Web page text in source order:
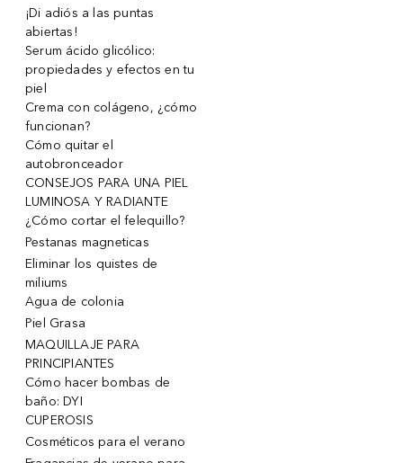
¡Di adiós a las puntas
abiertas!
Serum ácido glicólico:
propiedades y efectos en tu
piel
Crema con colágeno, ¿cómo
funcionan?
Cómo quitar el
autobronceador
CONSEJOS PARA UNA PIEL
LUMINOSA Y RADIANTE
¿Cómo cortar el felequillo?
Pestanas magneticas
Eliminar los quistes de
miliums
Agua de colonia
Piel Grasa
MAQUILLAJE PARA
PRINCIPIANTES
Cómo hacer bombas de
baño: DYI
CUPEROSIS
Cosméticos para el verano